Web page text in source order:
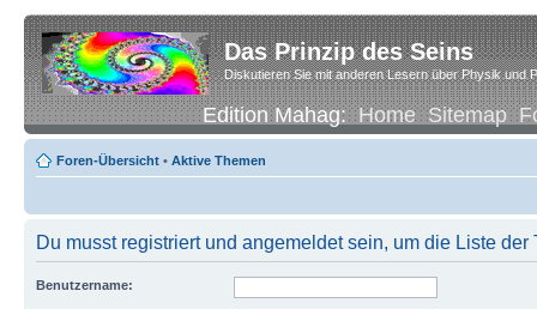
Das Prinzip des Seins
Diskutieren Sie mit anderen Lesern über Physik und
Edition Mahag:Home Sitemap
Foren-Übersicht • Aktive Themen
Du musst registriert und angemeldet sein, um die Liste
Benutzername: